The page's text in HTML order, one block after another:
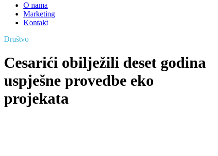
O nama
Marketing
Kontakt
Društvo
Cesarići obilježili deset godina
uspješne provedbe eko
projekata